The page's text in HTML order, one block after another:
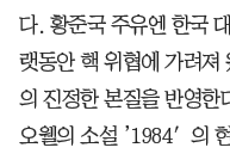
다. 황준국 주유엔 한국
랫동안 핵 위협에 가려져
의 진정한 본질을 반영한
오웰의 소설 ’1984′의